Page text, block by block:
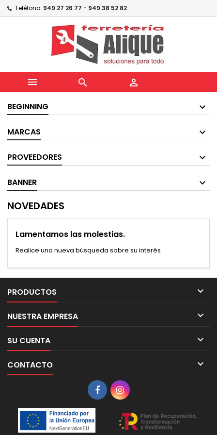
Teléfono: 949 27 26 77 - 949 38 52 82
  
BEGINNING
MARCAS
PROVEEDORES
BANNER
NOVEDADES
Lamentamos las molestias.
Realice una nueva búsqueda sobre su interés
PRODUCTOS 
NUESTRA EMPRESA 
SU CUENTA 
CONTACTO 